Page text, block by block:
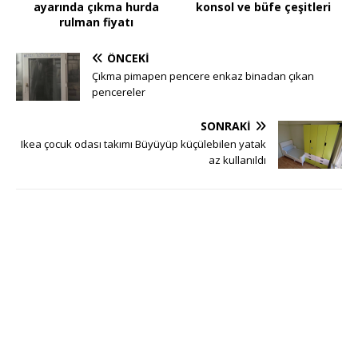
ayarında çıkma hurda
rulman fiyatı
konsol ve büfe çeşitleri
ÖNCEKI
Çıkma pimapen pencere enkaz binadan çıkan
pencereler
SONRAKI
Ikea çocuk odası takımı Büyüyüp küçülebilen yatak
az kullanıldı